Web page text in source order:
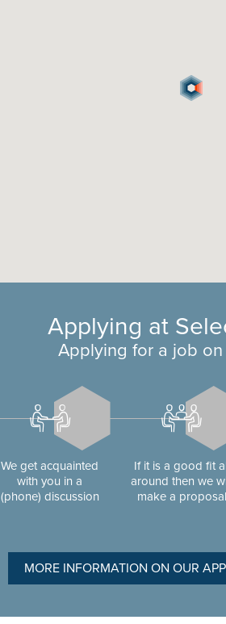
Applying at
Applying for a job on
We get acquainted
with you in a
(phone) discussion
If it is a good fit
around then we
make a proposal
MORE INFORMATION ON OUR